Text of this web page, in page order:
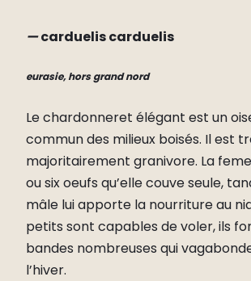
—carduelis carduelis
eurasie, hors grand nord
Le chardonneret élégant est un
commun des milieux boisés. Il est
majoritairement granivore. La
ou six oeufs qu’elle couve seule,
mâle lui apporte la nourriture au
petits sont capables de voler, ils
bandes nombreuses qui
l’hiver.